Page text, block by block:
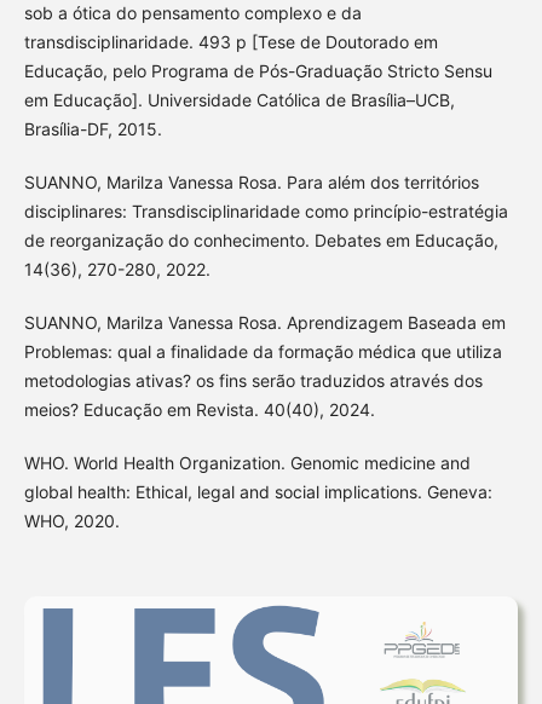
sob a ótica do pensamento complexo e da
transdisciplinaridade. 493 p [Tese de Doutorado em
Educação, pelo Programa de Pós-Graduação Stricto Sensu
em Educação]. Universidade Católica de Brasília–UCB,
Brasília-DF, 2015.
SUANNO, Marilza Vanessa Rosa. Para além dos territórios
disciplinares: Transdisciplinaridade como princípio-estratégia
de reorganização do conhecimento. Debates em Educação,
14(36), 270-280, 2022.
SUANNO, Marilza Vanessa Rosa. Aprendizagem Baseada em
Problemas: qual a finalidade da formação médica que utiliza
metodologias ativas? os fins serão traduzidos através dos
meios? Educação em Revista. 40(40), 2024.
WHO. World Health Organization. Genomic medicine and
global health: Ethical, legal and social implications. Geneva:
WHO, 2020.